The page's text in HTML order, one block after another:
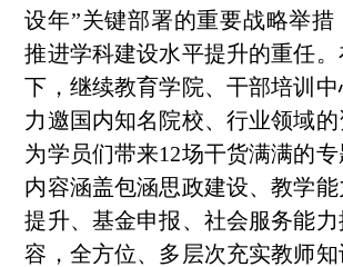
设年”关键部署的重要战略举措
推进学科建设水平提升的重任
下，继续教育学院、干部培训中
力邀国内知名院校、行业领域
为学员们带来12场干货满满的
内容涵盖包涵思政建设、教学
提升、基金申报、社会服务能
容，全方位、多层次充实教师